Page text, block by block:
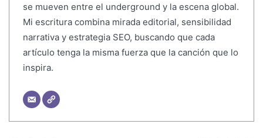
se mueven entre el underground y la escena global.
Mi escritura combina mirada editorial, sensibilidad
narrativa y estrategia SEO, buscando que cada
artículo tenga la misma fuerza que la canción que lo
inspira.